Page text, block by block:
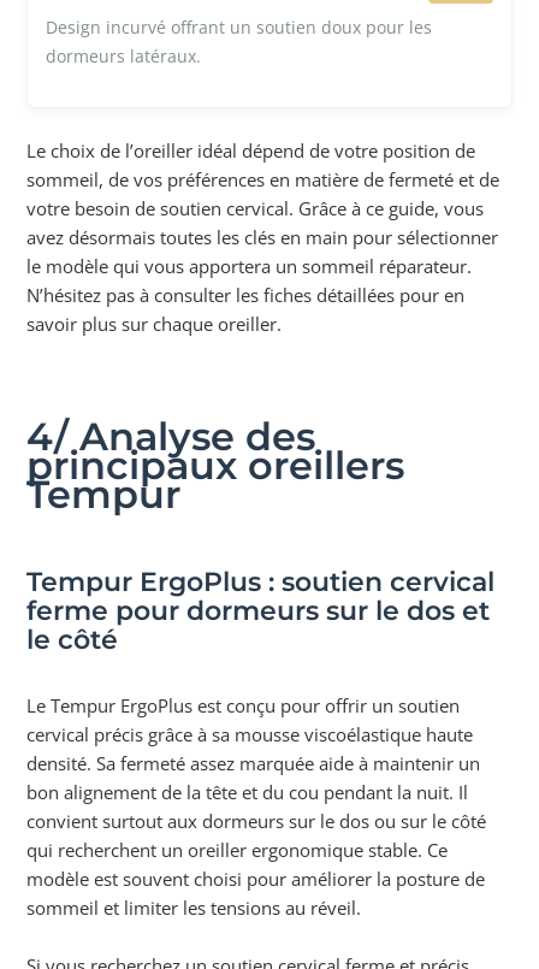
Design incurvé offrant un soutien doux pour les
dormeurs latéraux.
Le choix de l’oreiller idéal dépend de votre position de
sommeil, de vos préférences en matière de fermeté et de
votre besoin de soutien cervical. Grâce à ce guide, vous
avez désormais toutes les clés en main pour sélectionner
le modèle qui vous apportera un sommeil réparateur.
N’hésitez pas à consulter les fiches détaillées pour en
savoir plus sur chaque oreiller.
4/ Analyse des
principaux oreillers
Tempur
Tempur ErgoPlus : soutien cervical
ferme pour dormeurs sur le dos et
le côté
Le Tempur ErgoPlus est conçu pour offrir un soutien
cervical précis grâce à sa mousse viscoélastique haute
densité. Sa fermeté assez marquée aide à maintenir un
bon alignement de la tête et du cou pendant la nuit. Il
convient surtout aux dormeurs sur le dos ou sur le côté
qui recherchent un oreiller ergonomique stable. Ce
modèle est souvent choisi pour améliorer la posture de
sommeil et limiter les tensions au réveil.